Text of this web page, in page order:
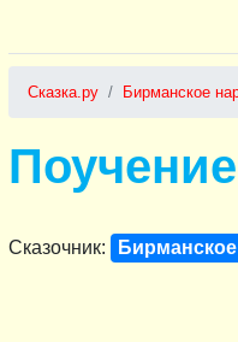
Сказка.ру Бирманское
Сказочник: